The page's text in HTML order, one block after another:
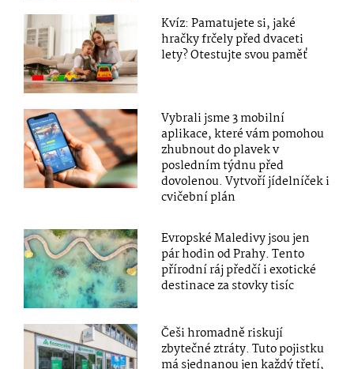
Kvíz: Pamatujete si, jaké
hračky frčely před dvaceti
lety? Otestujte svou paměť
Vybrali jsme 3 mobilní
aplikace, které vám pomohou
zhubnout do plavek v
posledním týdnu před
dovolenou. Vytvoří jídelníček i
cvičební plán
Evropské Maledivy jsou jen
pár hodin od Prahy. Tento
přírodní ráj předčí i exotické
destinace za stovky tisíc
Češi hromadně riskují
zbytečné ztráty. Tuto pojistku